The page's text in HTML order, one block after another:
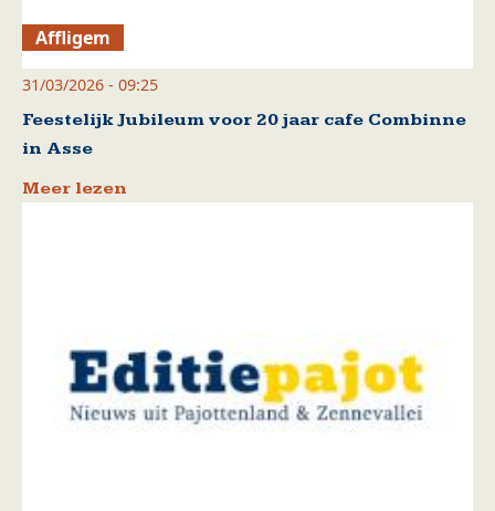
Affligem
31/03/2026 - 09:25
Feestelijk Jubileum voor 20 jaar cafe Combinne
in Asse
Meer lezen